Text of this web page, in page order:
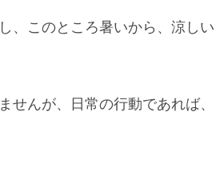
、このところ暑いから、涼しい
んが、日常の行動であれば、